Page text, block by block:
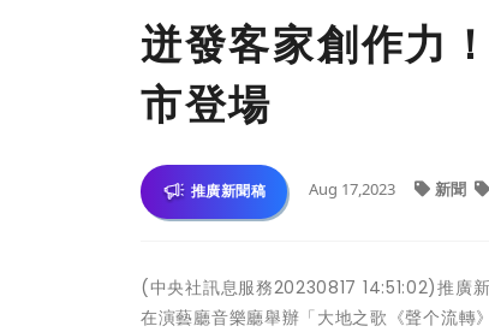
迸發客家創作力
市登場
推廣新聞稿 Aug 17,2023 新聞
(中央社訊息服務20230817 14:51:02)推廣
在演藝廳音樂廳舉辦「大地之歌《聲个流轉